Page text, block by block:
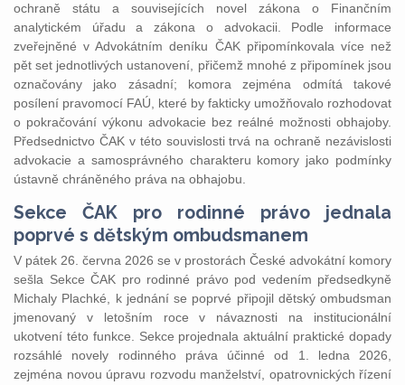
ochraně státu a souvisejících novel zákona o Finančním
analytickém úřadu a zákona o advokacii. Podle informace
zveřejněné v Advokátním deníku ČAK připomínkovala více než
pět set jednotlivých ustanovení, přičemž mnohé z připomínek jsou
označovány jako zásadní; komora zejména odmítá takové
posílení pravomocí FAÚ, které by fakticky umožňovalo rozhodovat
o pokračování výkonu advokacie bez reálné možnosti obhajoby.
Předsednictvo ČAK v této souvislosti trvá na ochraně nezávislosti
advokacie a samosprávného charakteru komory jako podmínky
ústavně chráněného práva na obhajobu.
Sekce ČAK pro rodinné právo jednala
poprvé s dětským ombudsmanem
V pátek 26. června 2026 se v prostorách České advokátní komory
sešla Sekce ČAK pro rodinné právo pod vedením předsedkyně
Michaly Plachké, k jednání se poprvé připojil dětský ombudsman
jmenovaný v letošním roce v návaznosti na institucionální
ukotvení této funkce. Sekce projednala aktuální praktické dopady
rozsáhlé novely rodinného práva účinné od 1. ledna 2026,
zejména novou úpravu rozvodu manželství, opatrovnických řízení